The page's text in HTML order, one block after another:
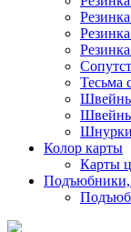
Тесьма
Шнурки
Колор карты
Карты
Подъюбники,